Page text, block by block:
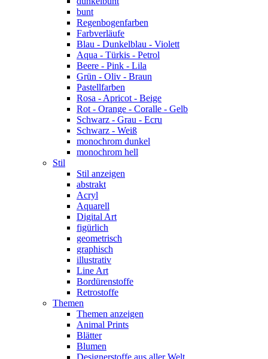
bunt
Regenbogenfarben
Farbverläufe
Blau - Dunkelblau - Violett
Aqua - Türkis - Petrol
Beere - Pink - Lila
Grün - Oliv - Braun
Pastellfarben
Rosa - Apricot - Beige
Rot - Orange - Coralle - Gelb
Schwarz - Grau - Ecru
Schwarz - Weiß
monochrom dunkel
monochrom hell
Stil
Stil anzeigen
abstrakt
Acryl
Aquarell
Digital Art
figürlich
geometrisch
graphisch
illustrativ
Line Art
Bordürenstoffe
Retrostoffe
Themen
Themen anzeigen
Animal Prints
Blätter
Blumen
Designerstoffe aus aller Welt